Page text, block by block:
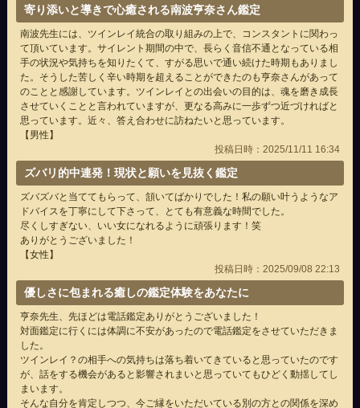
寄り添いと導きで心癒される南波亨奈さん鑑定
南波先生には、ツインレイ統合の取り組みの上で、コンスタントに関わっ
て頂いています。サイレント期間の中で、長らく音信不通となっている相
手の状況や気持ちを知りたくて、すがる思いで通い続けた時期もありまし
た。そうした苦しく辛い時期を超えることができたのも亨奈さんがあって
のことと感謝しています。ツインレイとの出会いの目的は、魂を磨き成長
させていくことと言われていますが、更なる高みに一歩ずつ近づければと
思っています。近々、答え合わせに訪ねたいと思っています。
【男性】
投稿日時：2025/11/11 16:34
ズバリ的中連発！現状と願いを見抜く鑑定
ズバズバと当ててもらって、頷いてばかりでした！私の願い叶うようなア
ドバイスを丁寧にして下さって、とても有意義な時間でした。
尽くしすぎない、いい女になれるように頑張ります！笑
ありがとうございました！
【女性】
投稿日時：2025/09/08 22:13
優しさに包まれる癒しの鑑定体験をあなたに
亨奈先生、先ほどは電話鑑定ありがとうございました！
対面鑑定に行くには体調に不安があったので電話鑑定をさせていただきま
した。
ツインレイ？の相手への気持ちは落ち着いてきていると思っていたのです
が、話をする機会があると影響されまいと思っていてもひどく動揺してし
まいます。
そんな自分を肯定しつつ、今ご縁をいただいている別の方との関係を深め